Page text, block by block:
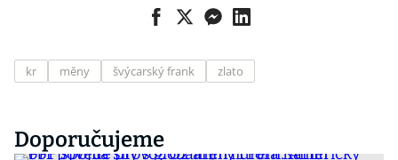
kr měny švýcarský frank zlato
Doporučujeme